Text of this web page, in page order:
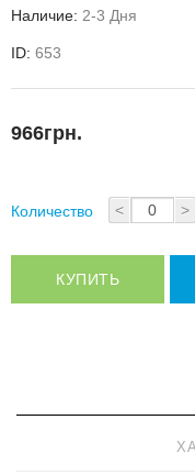
Наличие: 2-3 Дня
ID: 653
966грн.
Количество < >
КУПИТЬ